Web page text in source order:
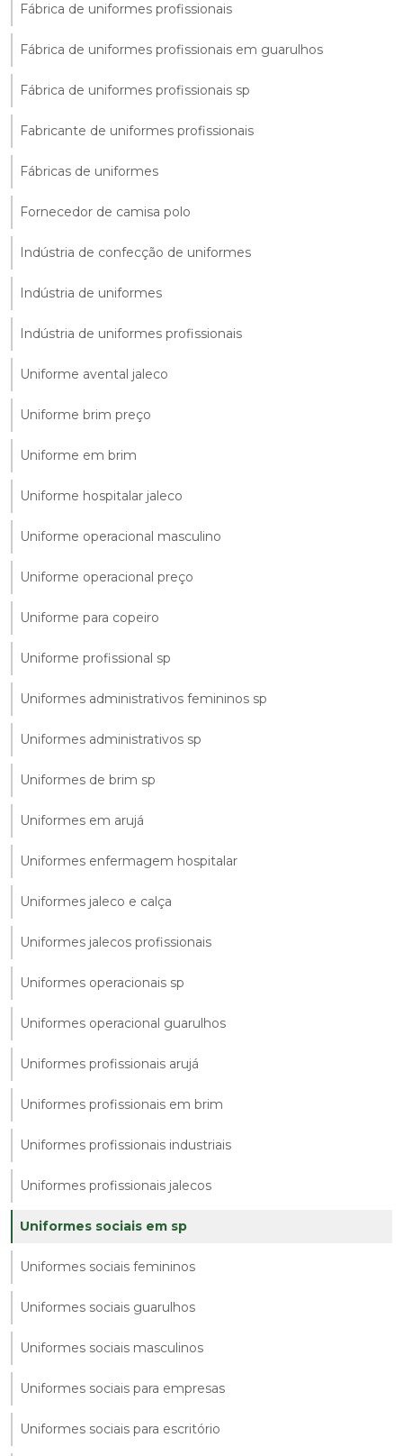
Fábrica de uniformes profissionais
Fábrica de uniformes profissionais em guarulhos
Fábrica de uniformes profissionais sp
Fabricante de uniformes profissionais
Fábricas de uniformes
Fornecedor de camisa polo
Indústria de confecção de uniformes
Indústria de uniformes
Indústria de uniformes profissionais
Uniforme avental jaleco
Uniforme brim preço
Uniforme em brim
Uniforme hospitalar jaleco
Uniforme operacional masculino
Uniforme operacional preço
Uniforme para copeiro
Uniforme profissional sp
Uniformes administrativos femininos sp
Uniformes administrativos sp
Uniformes de brim sp
Uniformes em arujá
Uniformes enfermagem hospitalar
Uniformes jaleco e calça
Uniformes jalecos profissionais
Uniformes operacionais sp
Uniformes operacional guarulhos
Uniformes profissionais arujá
Uniformes profissionais em brim
Uniformes profissionais industriais
Uniformes profissionais jalecos
Uniformes sociais em sp
Uniformes sociais femininos
Uniformes sociais guarulhos
Uniformes sociais masculinos
Uniformes sociais para empresas
Uniformes sociais para escritório